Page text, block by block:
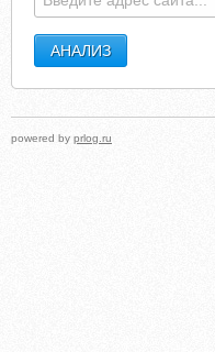
powered by prlog.ru